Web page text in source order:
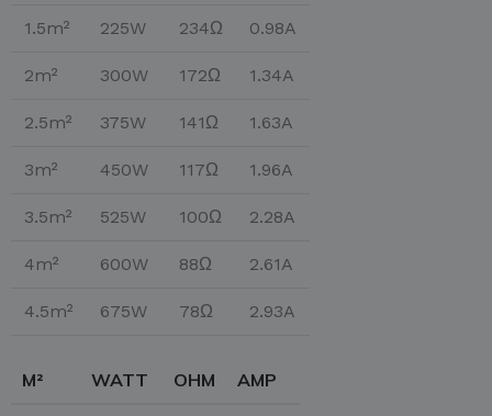
1.5m² 225W 234Ω 0.98A
2m² 300W 172Ω 1.34A
2.5m² 375W 141Ω 1.63A
3m² 450W 117Ω 1.96A
3.5m² 525W 100Ω 2.28A
4m² 600W 88Ω 2.61A
4.5m² 675W 78Ω 2.93A
M² WATT OHM AMP